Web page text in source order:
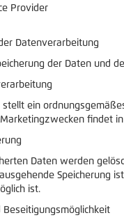
Provider
Datenverarbeitung
der Daten und
stellt ein
findet
Daten werden
Speicherung
ist.
Beseitigungsmöglichkeit